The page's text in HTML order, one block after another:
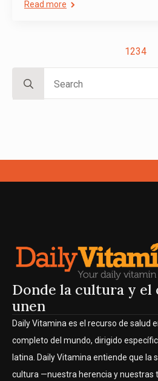
Read more
1234
for:
Donde la cultura y el
unen
Daily Vitamina es el recurso de salud
completo del mundo, dirigido
latina. Daily Vitamina entiende que la
cultura —nuestra herencia y nuestras